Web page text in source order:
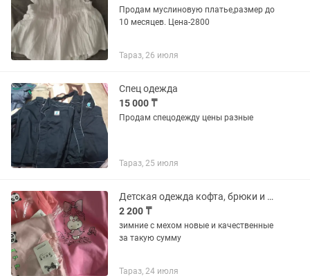
Продам муслиновую платье,размер до
10 месяцев. Цена-2800
Тараз, 26 июля
Спец одежда
15 000 ₸
Продам спецодежду цены разные
Тараз, 25 июля
Детская одежда кофта, брюки и для малышей двойка
2 200 ₸
зимние с мехом новые и качественные
за такую сумму
Тараз, 24 июля